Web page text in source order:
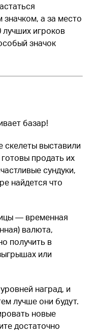
а за место
лучших игроков
значок
базар!
скелеты выставили
продать их
сундуки,
найдется что
— временная
валюта,
получить в
или
наград, и
лучше они будут.
новые
достаточно